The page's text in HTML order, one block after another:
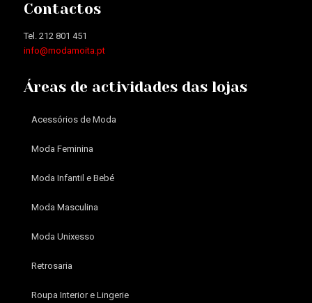
Contactos
Tel. 212 801 451
info@modamoita.pt
Áreas de actividades das lojas
Acessórios de Moda
Moda Feminina
Moda Infantil e Bebé
Moda Masculina
Moda Unixesso
Retrosaria
Roupa Interior e Lingerie